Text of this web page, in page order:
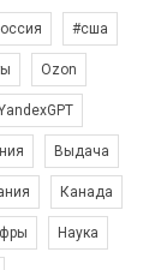
#сша
Ozon
Выдача
Канада
Наука